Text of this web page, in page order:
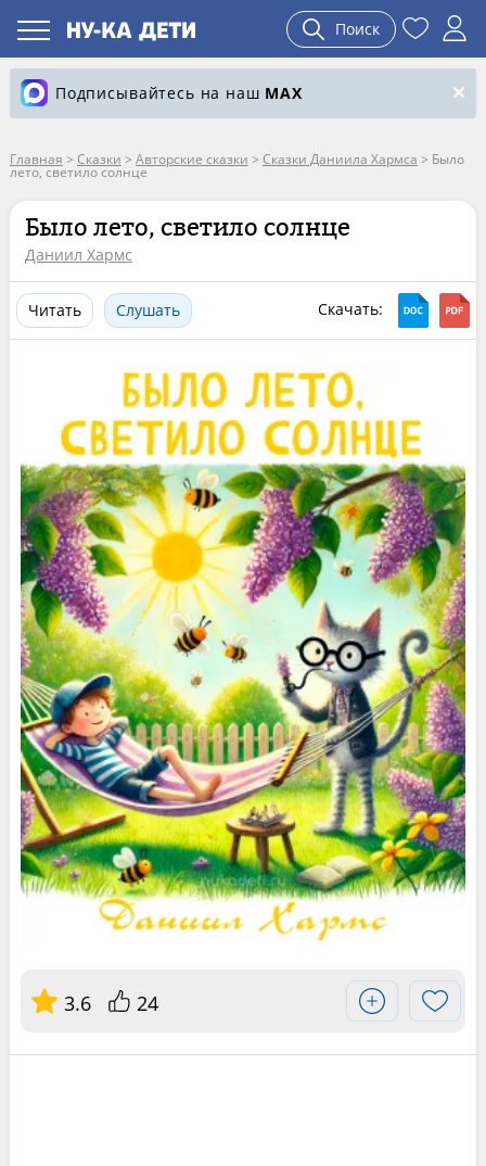
Поиск
Подписывайтесь на наш MAX
Главная > Сказки > Авторские сказки > Сказки Даниила Хармса > Было
лето, светило солнце
Было лето, светило солнце
Даниил Хармс
Читать Слушать Скачать:
3.6 24